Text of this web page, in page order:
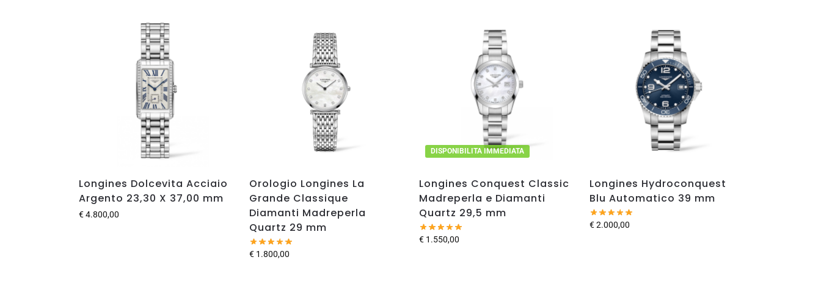
Longines Dolcevita Acciaio
Argento 23,30 X 37,00 mm
€4.800,00
Orologio Longines La
Grande Classique
Diamanti Madreperla
Quartz 29 mm
€1.800,00
DISPONIBILITA IMMEDIATA
Longines Conquest Classic
Madreperla e Diamanti
Quartz 29,5 mm
€ 1.550,00
Longines Hydroconquest
Blu Automatico 39 mm
€2.000,00